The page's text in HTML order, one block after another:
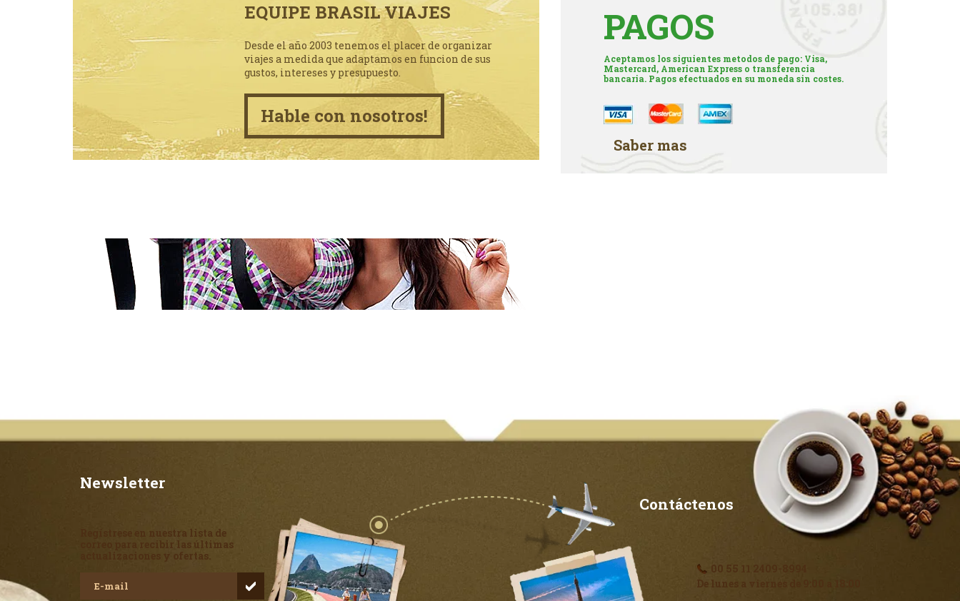
EQUIPE BRASIL VIAJES
Desde el año 2003 tenemos el placer de organizar
viajes a medida que adaptamos en funcion de sus
gustos, intereses y presupuesto.
Hable con nosotros!
PAGOS
Aceptamos los siguientes metodos de pago: Visa,
Mastercard, American Express o transferencia
bancaria. Pagos efectuados en su moneda sin costes.
Saber mas
Newsletter
Regístrese en nuestra lista de
correo para recibir las últimas
actualizaciones y ofertas.
Contáctenos
00 55 11 2409-8994
De lunes a viernes de 9:00 a 18:00